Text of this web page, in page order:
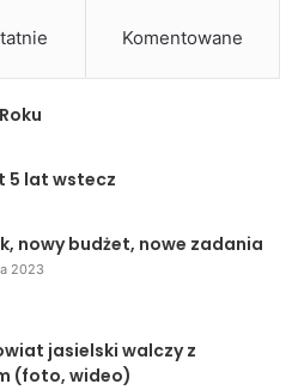
Komentowane
5 lat wstecz
nowy budżet, nowe zadania
2023
jasielski walczy z
(foto, wideo)